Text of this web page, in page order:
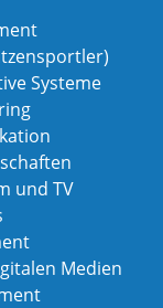
Systeme
und TV
Medien